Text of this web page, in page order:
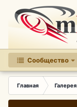
Сообщество
Главная Галерея